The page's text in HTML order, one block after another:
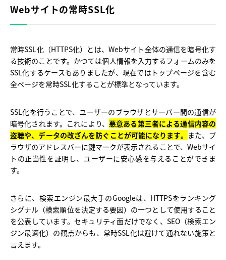
Webサイトの常時SSL化
常時SSL化（HTTPS化）とは、Webサイト全体の通信を暗号化す
る技術のことです。かつては個人情報を入力するフォームのみを
SSL化するケースもありましたが、現在ではトップページを含む
全ページを常時SSL化することが標準となっています。
SSL化を行うことで、ユーザーのブラウザとサーバー間の通信が
暗号化されます。これにより、 悪意ある第三者による通信内容の
盗聴や、データの改ざんを防ぐことが可能になります。 また、ブ
ラウザのアドレスバーに鍵マークが表示されることで、Webサイ
トの正当性を証明し、ユーザーに安心感を与えることができま
す。
さらに、検索エンジン最大手のGoogleは、HTTPSをランキング
シグナル（検索順位を決定する要因）の一つとして使用すること
を公表しています。セキュリティ面だけでなく、SEO（検索エン
ジン最適化）の観点からも、常時SSL化は避けて通れない施策と
言えます。